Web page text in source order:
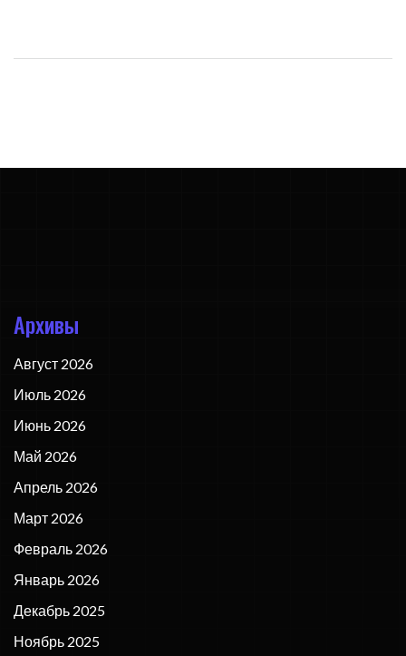
Архивы
Август 2026
Июль 2026
Июнь 2026
Май 2026
Апрель 2026
Март 2026
Февраль 2026
Январь 2026
Декабрь 2025
Ноябрь 2025